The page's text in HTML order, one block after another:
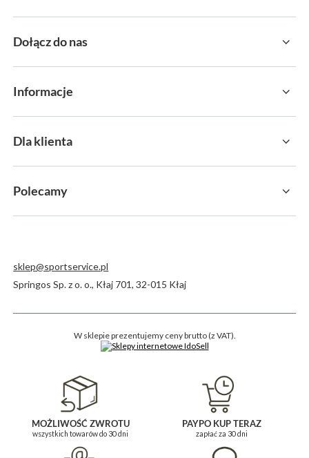
Dołącz do nas
Informacje
Dla klienta
Polecamy
sklep@sportservice.pl
Springos Sp. z o. o., Kłaj 701,32-015 Kłaj
W sklepie prezentujemy ceny brutto (z VAT).
MOŻLIWOŚĆ ZWROTU
wszystkich towarów do 30 dni
PAYPO KUP TERAZ
zapłać za 30 dni